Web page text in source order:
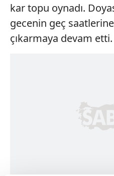
kar topu oynadı.
gecenin geç
çıkarmaya devam etti.